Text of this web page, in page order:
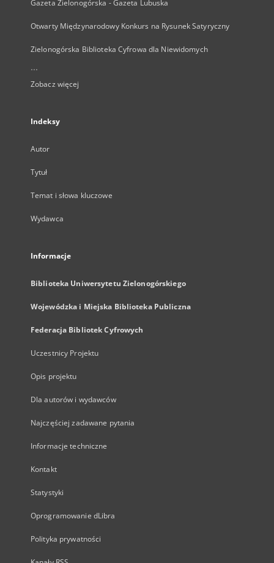
Gazeta Zielonogórska - Gazeta Lubuska
Otwarty Międzynarodowy Konkurs na Rysunek Satyryczny
Zielonogórska Biblioteka Cyfrowa dla Niewidomych
...
Zobacz więcej
Indeksy
Autor
Tytuł
Temat i słowa kluczowe
Wydawca
Informacje
Biblioteka Uniwersytetu Zielonogórskiego
Wojewódzka i Miejska Biblioteka Publiczna
Federacja Bibliotek Cyfrowych
Uczestnicy Projektu
Opis projektu
Dla autorów i wydawców
Najczęściej zadawane pytania
Informacje techniczne
Kontakt
Statystyki
Oprogramowanie dLibra
Polityka prywatności